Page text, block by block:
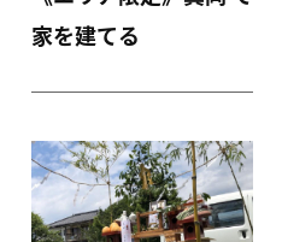
家を建てる